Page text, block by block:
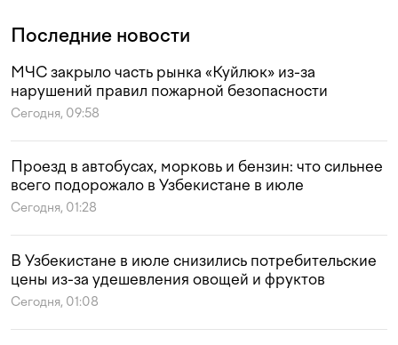
Последние новости
МЧС закрыло часть рынка «Куйлюк» из-за
нарушений правил пожарной безопасности
Сегодня, 09:58
Проезд в автобусах, морковь и бензин: что сильнее
всего подорожало в Узбекистане в июле
Сегодня, 01:28
В Узбекистане в июле снизились потребительские
цены из-за удешевления овощей и фруктов
Сегодня, 01:08